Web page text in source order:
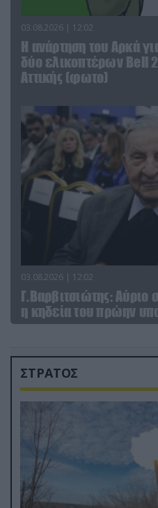
03.08.2026 | 12:02
Η ανάρτηση του Αρκά
δύο ελικοπτέρων Bell
Αττικής (φωτο)
03.08.2026 | 12:02
Γ.Βαρβιτσιώτης:
η κηδεία του πρώην
ΣΤΡΑΤΟΣ